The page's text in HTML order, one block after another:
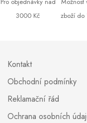
Pro objednávky nad
3000 Kč
Možnost
zboží do
Kontakt
Obchodní podmínky
Reklamační řád
Ochrana osobních